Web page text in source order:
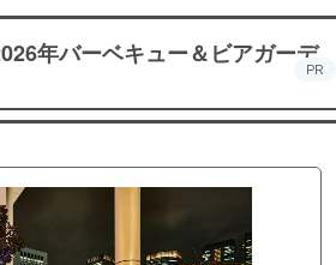
年バーベキュー＆ビアガーデ
PR